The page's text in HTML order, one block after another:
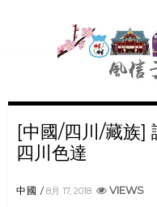
[中國/四川/藏族]
四川色達
中國 8月 17, 2018 VIEWS